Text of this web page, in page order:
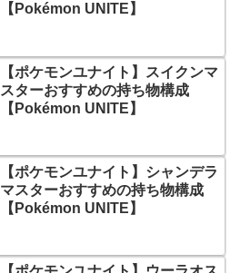
【Pokémon UNITE】
【ポケモンユナイト】スイクンマ
スターおすすめの持ち物構成
【Pokémon UNITE】
【ポケモンユナイト】シャンデラ
マスターおすすめの持ち物構成
【Pokémon UNITE】